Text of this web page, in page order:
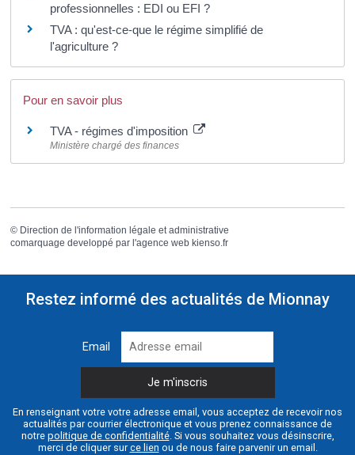
professionnelles : EDI ou EFI ?
TVA : qu'est-ce-que le régime simplifié de
l'agriculture ?
Pour en savoir plus
TVA - régimes d'imposition
Ministère chargé des finances
© Direction de l'information légale et administrative
comarquage developpé par l'agence web kienso.fr
Restez informé des actualités de Mionnay
Email
En renseignant votre votre adresse email, vous acceptez de recevoir nos
actualités par courrier électronique et vous prenez connaissance de
notre politique de confidentialité. Si vous souhaitez vous désinscrire,
merci de cliquer surce lien ou de nous faire parvenir un email.